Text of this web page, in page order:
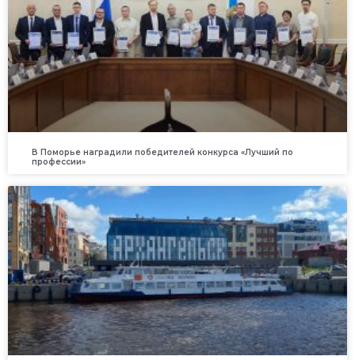
В Поморье наградили победителей конкурса «Лучший по
профессии»